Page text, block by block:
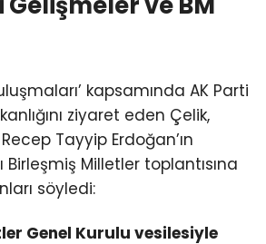
kapsamında AK Parti
ziyaret eden Çelik,
Tayyip Erdoğan’ın
Birleşmiş Milletler toplantısına
söyledi:
Genel Kurulu vesilesiyle